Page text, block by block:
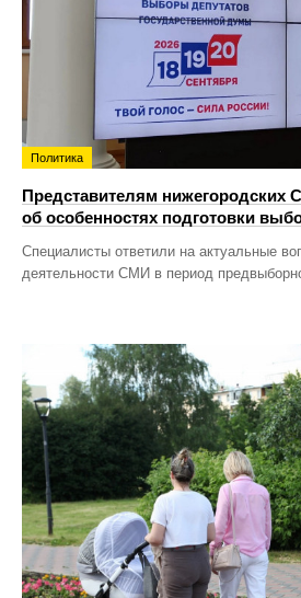
Политика
Представителям нижегородских
об особенностях подготовки
Специалисты ответили на актуальные
деятельности СМИ в период